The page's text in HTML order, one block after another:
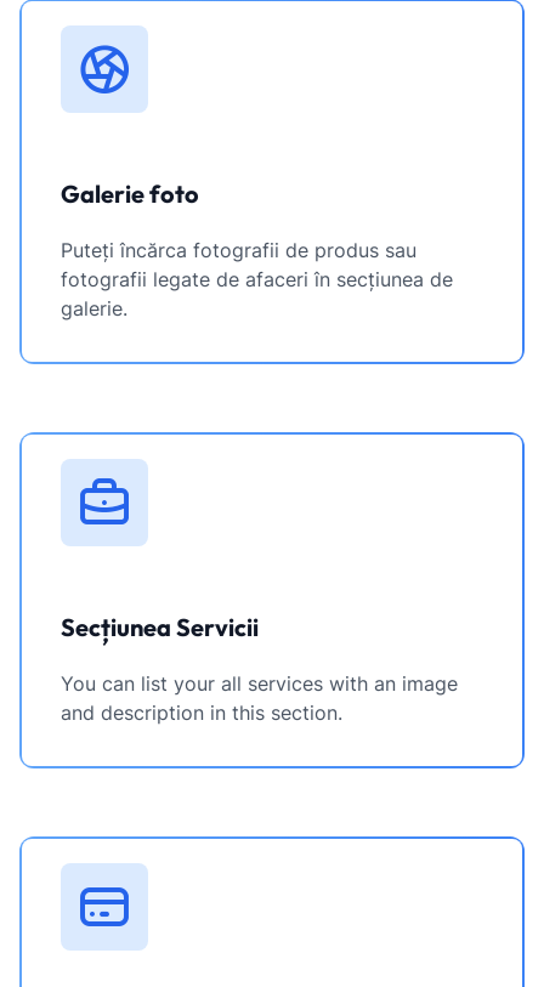
Galerie foto
Puteți încărca fotografii de produs sau
fotografii legate de afaceri în secțiunea de
galerie.
Secțiunea Servicii
You can list your all services with an image
and description in this section.